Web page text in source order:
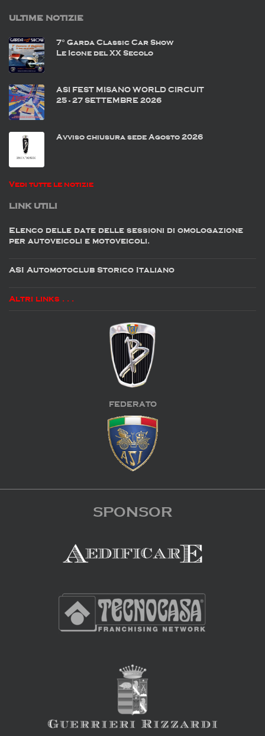
ULTIME NOTIZIE
7° Garda Classic Car Show
Le Icone del XX Secolo
ASI FEST MISANO WORLD CIRCUIT
25 - 27 SETTEMBRE 2026
Avviso chiusura sede Agosto 2026
Vedi tutte le notizie
LINK UTILI
Elenco delle date delle sessioni di omologazione
per autoveicoli e motoveicoli.
ASI Automotoclub Storico Italiano
Altri links . . .
FEDERATO
SPONSOR